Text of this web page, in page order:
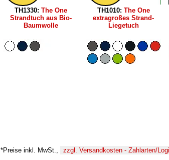
TH1330: The One
Strandtuch aus Bio-
Baumwolle
TH1010: The One
extragroßes Strand-
Liegetuch
*Preise inkl. MwSt., zzgl. Versandkosten - Zahlarten/